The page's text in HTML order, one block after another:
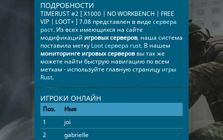
ПОДРОБНОСТИ
TIMERUST #2 [ X1000 | NO WORKBENCH | FREE
VIP | LOOT+ ] 7.08 представлен в видесервера
раст. Из всех имеющихся на сайте
модификаций игровых серверов, наша система
поставила метку Loot сервера rust. В нашем
мониторинге игровых серверов вы так же
можете найти быструю навигацию по всем
меткам - используйте главную страницу игры
Rust.
ИГРОКИ ОНЛАЙН
Поз. Имя
Время
1
joi
2
gabrielle
05:26:55